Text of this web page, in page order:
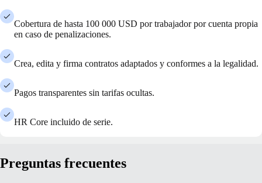
Cobertura de hasta 100 000 USD por trabajador por cuenta propia
en caso de penalizaciones.
Crea, edita y firma contratos adaptados y conformes a la legalidad.
Pagos transparentes sin tarifas ocultas.
HR Core incluido de serie.
Preguntas frecuentes